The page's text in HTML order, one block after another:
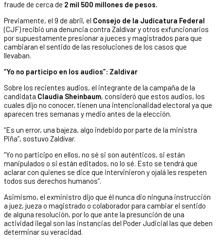
fraude de cerca de 2 mil 500 millones de pesos.
Previamente, el 9 de abril, el Consejo de la Judicatura Federal
(CJF) recibió una denuncia contra Zaldívar y otros exfuncionarios
por supuestamente presionar a jueces y magistrados para que
cambiaran el sentido de las resoluciones de los casos que
llevaban.
“Yo no participo en los audios”: Zaldívar
Sobre los recientes audios, el integrante de la campaña de la
candidata Claudia Sheinbaum, consideró que estos audios, los
cuales dijo no conocer, tienen una intencionalidad electoral ya que
aparecen tres semanas y medio antes de la elección.
“Es un error, una bajeza, algo indebido por parte de la ministra
Piña”, sostuvo Zaldívar.
“Yo no participo en ellos, no sé si son auténticos, si están
manipulados o si están editados, no lo sé. Esto se tendrá que
aclarar con quienes se dice que intervinieron y ojalá les respeten
todos sus derechos humanos”.
Asimismo, el exministro dijo que él nunca dio ninguna instrucción
a juez, jueza o magistrado o colaborador para cambiar el sentido
de alguna resolución, por lo que ante la presunción de una
actividad ilegal son las instancias del Poder Judicial las que deben
determinar su veracidad.